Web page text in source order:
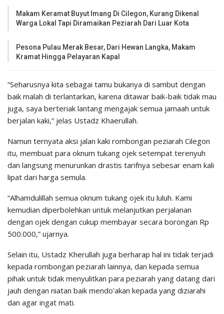
Makam Keramat Buyut Imang Di Cilegon, Kurang Dikenal
Warga Lokal Tapi Diramaikan Peziarah Dari Luar Kota
Pesona Pulau Merak Besar, Dari Hewan Langka, Makam
Kramat Hingga Pelayaran Kapal
“Seharusnya kita sebagai tamu bukanya di sambut dengan
baik malah di terlantarkan, karena ditawar baik-baik tidak mau
juga, saya berteriak lantang mengajak semua jamaah untuk
berjalan kaki,” jelas Ustadz Khaerullah.
Namun ternyata aksi jalan kaki rombongan peziarah Cilegon
itu, membuat para oknum tukang ojek setempat terenyuh
dan langsung menurunkan drastis tarifnya sebesar enam kali
lipat dari harga semula.
“Alhamdulillah semua oknum tukang ojek itu luluh. Kami
kemudian diperbolehkan untuk melanjutkan perjalanan
dengan ojek dengan cukup membayar secara borongan Rp
500.000,” ujarnya.
Selain itu, Ustadz Kherullah juga berharap hal ini tidak terjadi
kepada rombongan peziarah lainnya, dan kepada semua
pihak untuk tidak menyulitkan para peziarah yang datang dari
jauh dengan niatan baik mendo’akan kepada yang diziarahi
dan agar ingat mati.